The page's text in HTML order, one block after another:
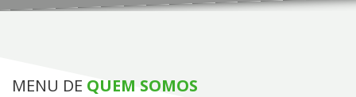
MENU DE QUEM SOMOS